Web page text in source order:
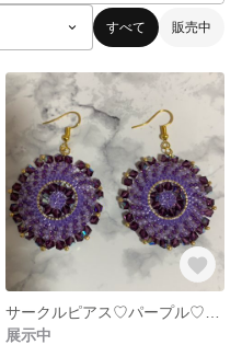
すべて 販売中
展示中